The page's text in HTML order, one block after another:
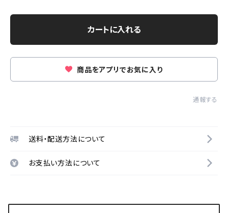
カートに入れる
商品をアプリでお気に入り
通報する
送料・配送方法について
お支払い方法について